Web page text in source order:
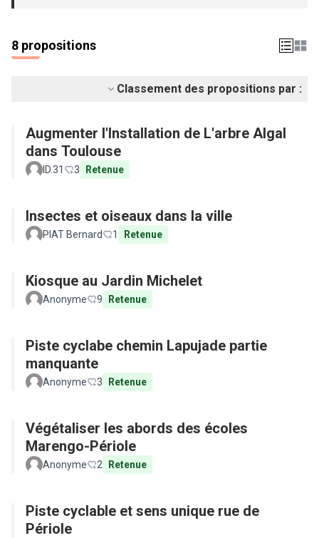
8 propositions
Classement des propositions par :
Augmenter l'Installation de L'arbre Algal
dans Toulouse
ID.31 3 Retenue
Insectes et oiseaux dans la ville
PIAT Bernard 1 Retenue
Kiosque au Jardin Michelet
Anonyme 9 Retenue
Piste cyclabe chemin Lapujade partie
manquante
Anonyme 3 Retenue
Végétaliser les abords des écoles
Marengo-Périole
Anonyme 2 Retenue
Piste cyclable et sens unique rue de
Périole